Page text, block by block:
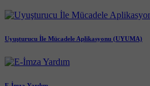
Uyuşturucu İle Mücadele Aplikasyonu (UYUMA)